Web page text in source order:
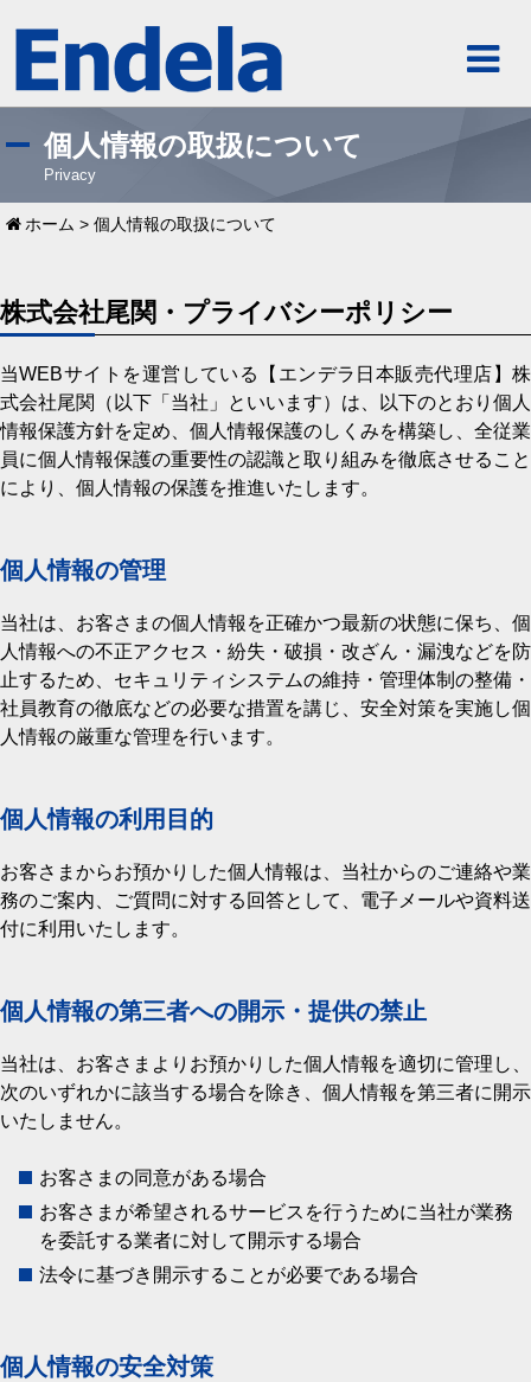
個人情報の取扱について
Privacy
ホーム > 個人情報の取扱について
株式会社尾関・プライバシーポリシー
当WEBサイトを運営している【エンデラ日本販売代理店】株
式会社尾関（以下「当社」といいます）は、以下のとおり個人
情報保護方針を定め、個人情報保護のしくみを構築し、全従業
員に個人情報保護の重要性の認識と取り組みを徹底させること
により、個人情報の保護を推進いたします。
個人情報の管理
当社は、お客さまの個人情報を正確かつ最新の状態に保ち、個
人情報への不正アクセス・紛失・破損・改ざん・漏洩などを防
止するため、セキュリティシステムの維持・管理体制の整備・
社員教育の徹底などの必要な措置を講じ、安全対策を実施し個
人情報の厳重な管理を行います。
個人情報の利用目的
お客さまからお預かりした個人情報は、当社からのご連絡や業
務のご案内、ご質問に対する回答として、電子メールや資料送
付に利用いたします。
個人情報の第三者への開示・提供の禁止
当社は、お客さまよりお預かりした個人情報を適切に管理し、
次のいずれかに該当する場合を除き、個人情報を第三者に開示
いたしません。
お客さまの同意がある場合
お客さまが希望されるサービスを行うために当社が業務
を委託する業者に対して開示する場合
法令に基づき開示することが必要である場合
個人情報の安全対策